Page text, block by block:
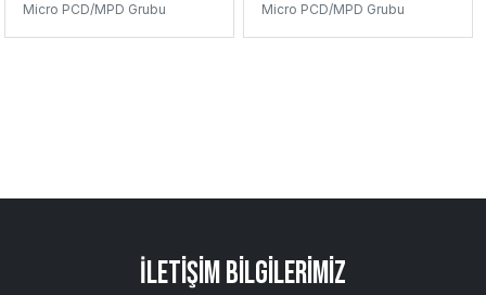
Micro PCD/MPD Grubu Micro PCD/MPD Grubu
İletişim Bilgilerimiz